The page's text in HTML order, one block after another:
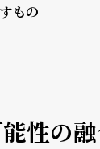
もの
性の